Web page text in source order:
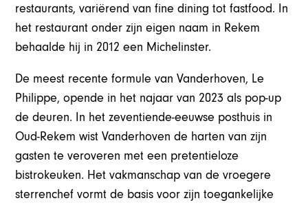
restaurants, variërend van fine dining tot fastfood. In
het restaurant onder zijn eigen naam in Rekem
behaalde hij in 2012 een Michelinster.
De meest recente formule van Vanderhoven, Le
Philippe, opende in het najaar van 2023 als pop-up
de deuren. In het zeventiende-eeuwse posthuis in
Oud-Rekem wist Vanderhoven de harten van zijn
gasten te veroveren met een pretentieloze
bistrokeuken. Het vakmanschap van de vroegere
sterrenchef vormt de basis voor zijn toegankelijke